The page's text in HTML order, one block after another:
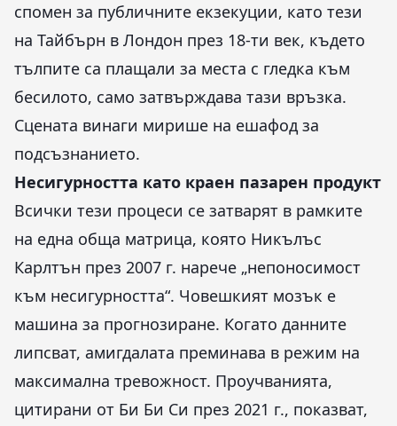
спомен за публичните екзекуции, като тези
на Тайбърн в Лондон през 18-ти век, където
тълпите са плащали за места с гледка към
бесилото, само затвърждава тази връзка.
Сцената винаги мирише на ешафод за
подсъзнанието.
Несигурността като краен пазарен продукт
Всички тези процеси се затварят в рамките
на една обща матрица, която Никълъс
Карлтън през 2007 г. нарече „непоносимост
към несигурността“. Човешкият мозък е
машина за прогнозиране. Когато данните
липсват, амигдалата преминава в режим на
максимална тревожност. Проучванията,
цитирани от Би Би Си през 2021 г., показват,